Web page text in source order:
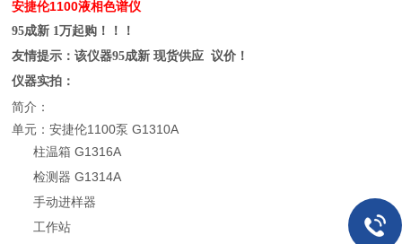
安捷伦1100液相色谱仪
95成新 1万起购！！！
友情提示：该仪器95成新 现货供应 议价！
仪器实拍：
简介：
单元：安捷伦1100泵 G1310A
柱温箱 G1316A
检测器 G1314A
手动进样器
工作站